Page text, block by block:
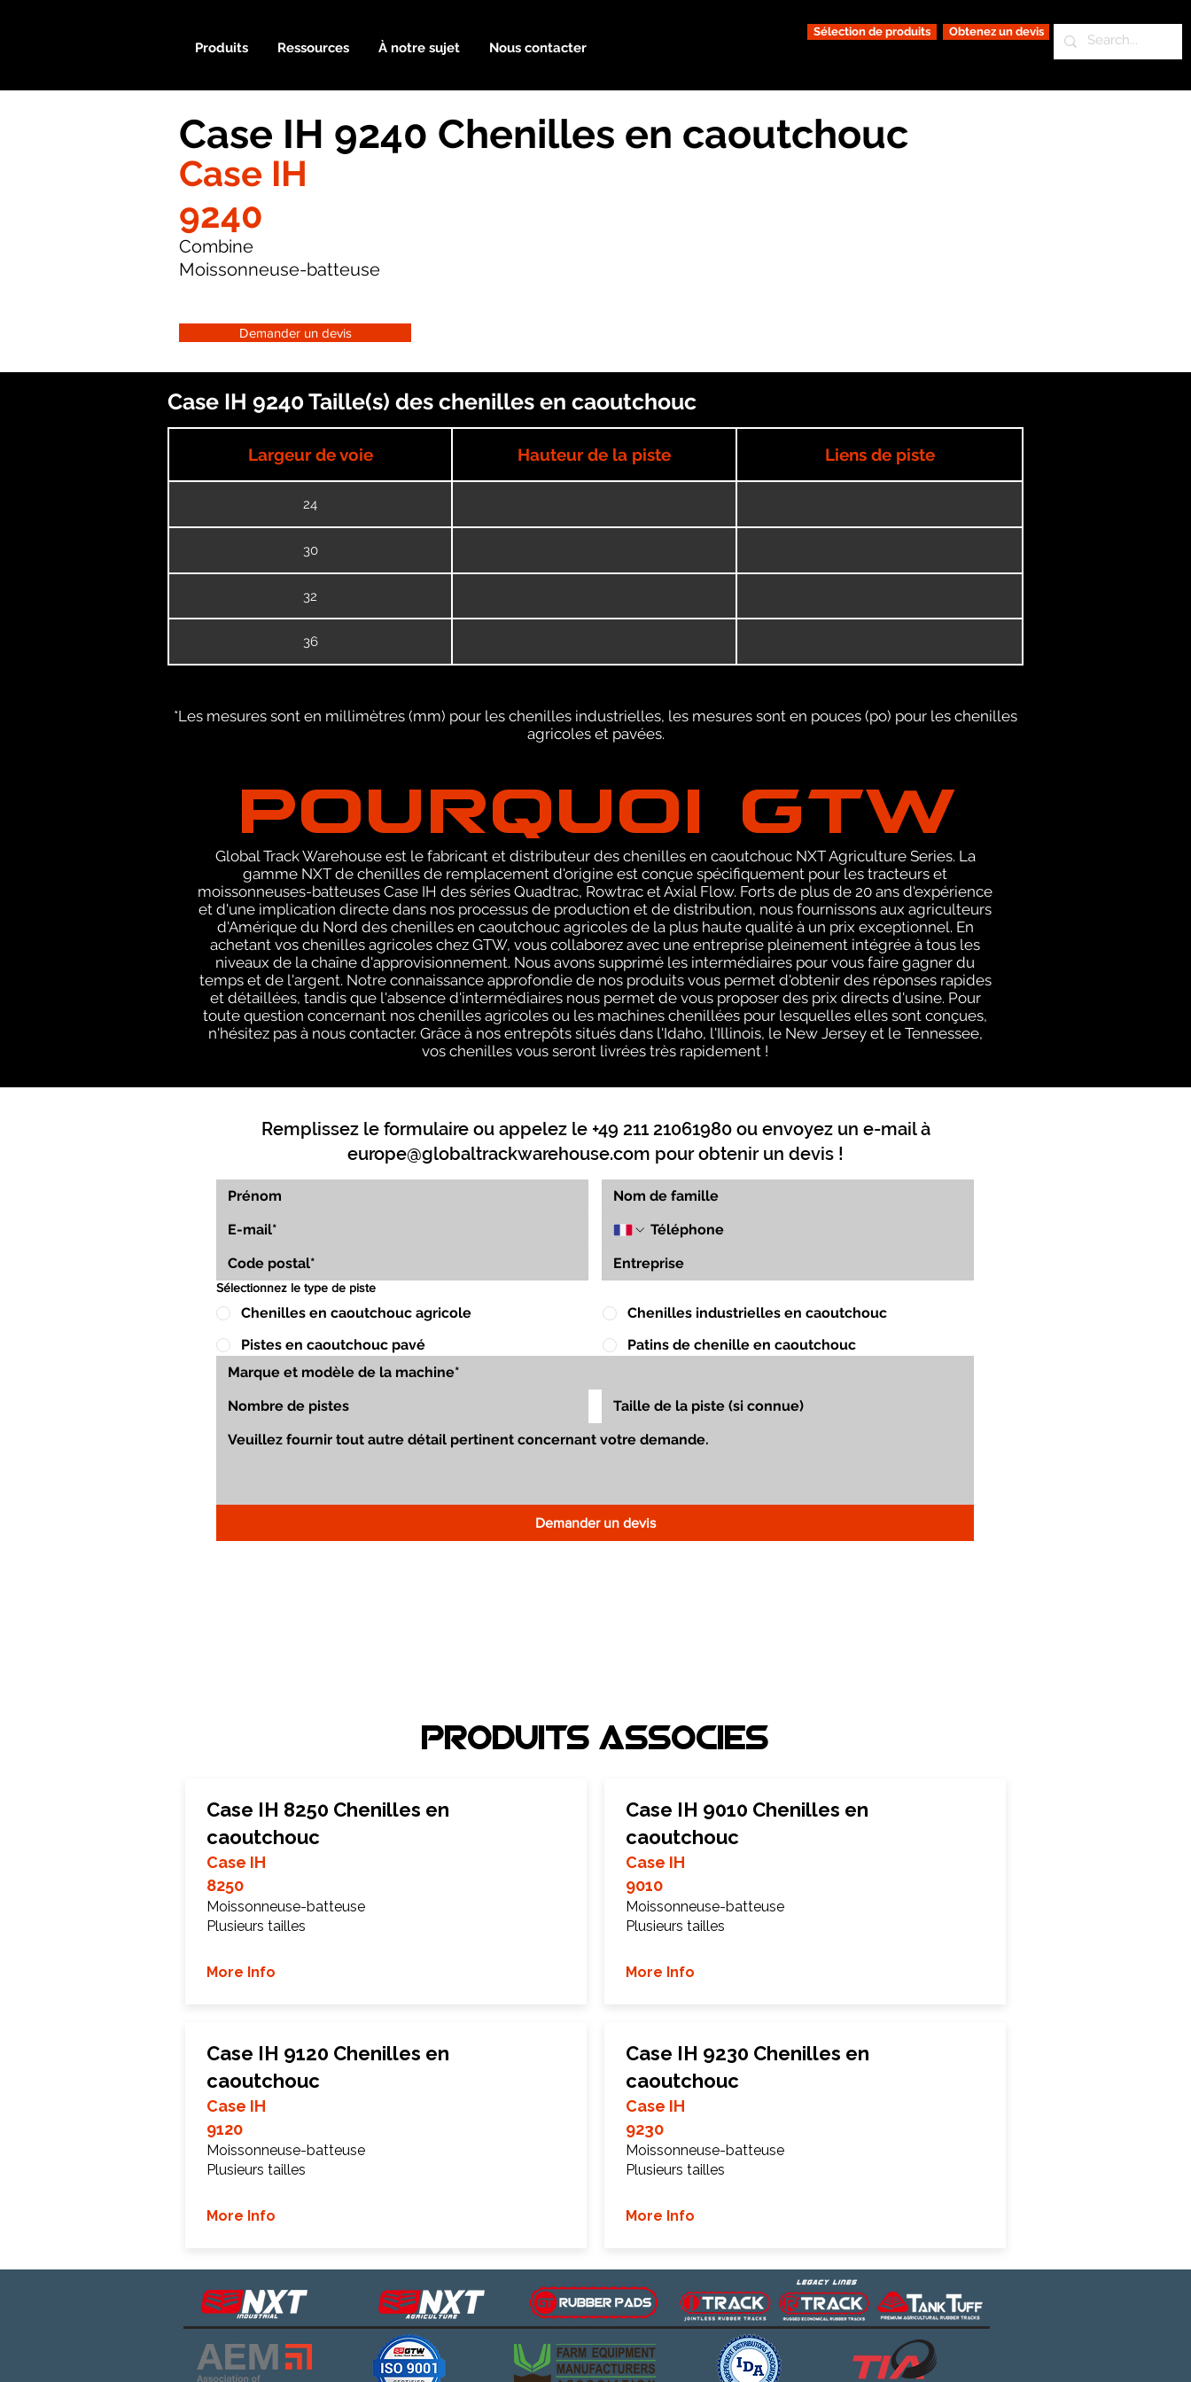
Produits Ressources À notre sujet Nous contacter
Sélection de produits Obtenez un devis
Case IH 9240 Chenilles en caoutchouc
Case IH
9240
Combine
Moissonneuse-batteuse
Demander un devis
Case IH 9240 Taille(s) des chenilles en caoutchouc
Largeur de voie Hauteur de la piste Liens de piste
24
30
32
36
*Les mesures sont en millimètres (mm) pour les chenilles industrielles, les mesures sont en pouces (po) pour les chenilles
agricoles et pavées.
POURQUOI GTW
Global Track Warehouse est le fabricant et distributeur des chenilles en caoutchouc NXT Agriculture Series. La
gamme NXT de chenilles de remplacement d'origine est conçue spécifiquement pour les tracteurs et
moissonneuses-batteuses Case IH des séries Quadtrac, Rowtrac et Axial Flow. Forts de plus de 20 ans d'expérience
et d'une implication directe dans nos processus de production et de distribution, nous fournissons aux agriculteurs
d'Amérique du Nord des chenilles en caoutchouc agricoles de la plus haute qualité à un prix exceptionnel. En
achetant vos chenilles agricoles chez GTW, vous collaborez avec une entreprise pleinement intégrée à tous les
niveaux de la chaîne d'approvisionnement. Nous avons supprimé les intermédiaires pour vous faire gagner du
temps et de l'argent. Notre connaissance approfondie de nos produits vous permet d'obtenir des réponses rapides
et détaillées, tandis que l'absence d'intermédiaires nous permet de vous proposer des prix directs d'usine. Pour
toute question concernant nos chenilles agricoles ou les machines chenillées pour lesquelles elles sont conçues,
n'hésitez pas à nous contacter. Grâce à nos entrepôts situés dans l'Idaho, l'Illinois, le New Jersey et le Tennessee,
vos chenilles vous seront livrées très rapidement !
Remplissez le formulaire ou appelez le +49 211 21061980 ou envoyez un e-mail à
europe@globaltrackwarehouse.com pour obtenir un devis !
Sélectionnez le type de piste
Chenilles en caoutchouc agricole
Chenilles industrielles en caoutchouc
Pistes en caoutchouc pavé
Patins de chenille en caoutchouc
Demander un devis
Produits associEs
Case IH 8250 Chenilles en
caoutchouc
Case IH
8250
Moissonneuse-batteuse
Plusieurs tailles
More Info
Case IH 9120 Chenilles en
caoutchouc
Case IH
9120
Moissonneuse-batteuse
Plusieurs tailles
More Info
Case IH 9010 Chenilles en
caoutchouc
Case IH
9010
Moissonneuse-batteuse
Plusieurs tailles
More Info
Case IH 9230 Chenilles en
caoutchouc
Case IH
9230
Moissonneuse-batteuse
Plusieurs tailles
More Info